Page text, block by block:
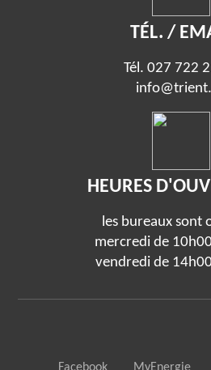
TÉL. /
Tél.027 722
HEURES
les bureaux sont
mercredi de
vendredi de